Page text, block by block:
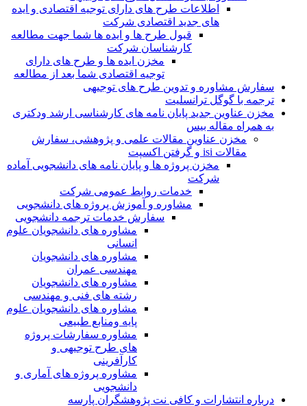
اطلاعات طرح های دارای توجیه اقتصادی و ایده
های جدید اقتصادی شرکت
قبول طرح ها و ایده ها شما جهت مطالعه
کارشناسان شرکت
مخزن ایده ها و طرح های دارای
توجیه اقتصادی شما بعد از مطالعه
سفارش مشاوره و تدوین طرح های توجیهی
ترجمه با گوگل ترانسلیت
مخزن عناوین جدید پایان نامه های کارشناسی ارشد ودکتری
به همراه مقاله بیس
مخزن عناوین مقالات علمی و پژوهشی، سفارش
مقالات isi و گرفتن اکسپت
مخزن پروژه ها و پایان نامه های دانشجویی آماده
شرکت
خدمات روابط عمومی شرکت
مشاوره و آموزش پروژه های دانشجویی
سفارش خدمات ترجمه دانشجویی
مشاوره های دانشجویان علوم
انسانی
مشاوره های دانشجویان
مهندسی عمران
مشاوره های دانشجویان
رشته های فنی و مهندسی
مشاوره های دانشجویان علوم
پایه ومنابع طبیعی
مشاوره سفارشات پروژه
های طرح توجیهی و
کارآفرینی
مشاوره پروژه های آماری و
دانشجویی
درباره انتشارات و کافی نت پژوهشگران پارسه